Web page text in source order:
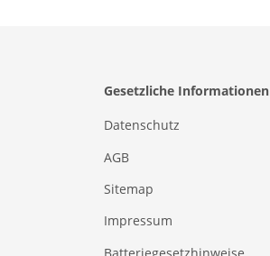
Gesetzliche Informationen
Datenschutz
AGB
Sitemap
Impressum